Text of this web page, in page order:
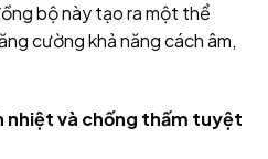
bộ này tạo ra một thể
cường khả năng cách âm,
nhiệt và chống thấm tuyệt